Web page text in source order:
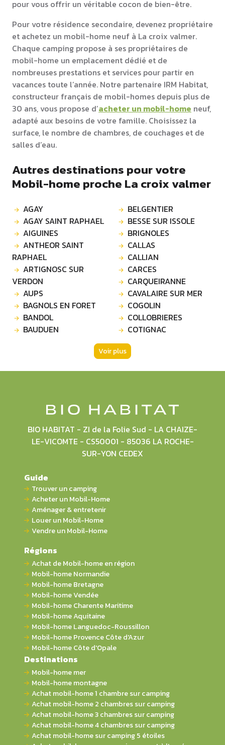
pour vous offrir un véritable cocon de bien-être.
Pour votre résidence secondaire, devenez propriétaire
et achetez un mobil-home neuf à La croix valmer.
Chaque camping propose à ses propriétaires de
mobil-home un emplacement dédié et de
nombreuses prestations et services pour partir en
vacances toute l’année. Notre partenaire IRM Habitat,
constructeur français de mobil-homes depuis plus de
30 ans, vous propose d’acheter un mobil-home neuf,
adapté aux besoins de votre famille. Choisissez la
surface, le nombre de chambres, de couchages et de
salles d’eau.
Autres destinations pour votre
Mobil-home proche La croix valmer
AGAY
AGAY SAINT RAPHAEL
AIGUINES
ANTHEOR SAINT
RAPHAEL
ARTIGNOSC SUR
VERDON
AUPS
BAGNOLS EN FORET
BANDOL
BAUDUEN
BELGENTIER
BESSE SUR ISSOLE
BRIGNOLES
CALLAS
CALLIAN
CARCES
CARQUEIRANNE
CAVALAIRE SUR MER
COGOLIN
COLLOBRIERES
COTIGNAC
Voir plus
BIO HABITAT - ZI de la Folie Sud - LA CHAIZE-
LE-VICOMTE - CS50001 - 85036 LA ROCHE-
SUR-YON CEDEX
Guide
Trouver un camping
Acheter un Mobil-Home
Aménager & entretenir
Louer un Mobil-Home
Vendre un Mobil-Home
Régions
Achat de Mobil-home en région
Mobil-home Normandie
Mobil-home Bretagne
Mobil-home Vendée
Mobil-home Charente Maritime
Mobil-home Aquitaine
Mobil-home Languedoc-Roussillon
Mobil-home Provence Côte d'Azur
Mobil-home Côte d'Opale
Destinations
Mobil-home mer
Mobil-home montagne
Achat mobil-home 1 chambre sur camping
Achat mobil-home 2 chambres sur camping
Achat mobil-home 3 chambres sur camping
Achat mobil-home 4 chambres sur camping
Achat mobil-home sur camping 5 étoiles